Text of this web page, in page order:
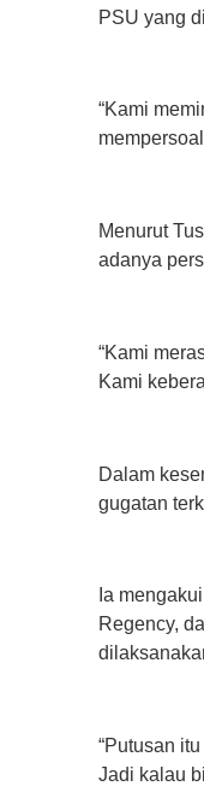
PSU yang
‎“Kami
‎Menurut
adanya
‎“Kami
Kami
‎Dalam
gugatan
‎Ia
Regency,
‎“Putusan
Jadi kalau